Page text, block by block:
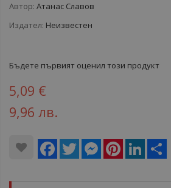
Автор: Атанас Славов
Издател: Неизвестен
Бъдете първият оценил този продукт
5,09 €
9,96 лв.
Facebook
Twitter MessengerPinterestLinkedIn